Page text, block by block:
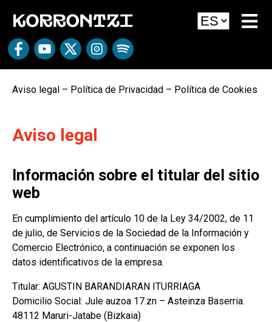
Aviso legal – Política de Privacidad – Política de Cookies
Aviso legal
Información sobre el titular del sitio
web
En cumplimiento del artículo 10 de la Ley 34/2002, de 11
de julio, de Servicios de la Sociedad de la Información y
Comercio Electrónico, a continuación se exponen los
datos identificativos de la empresa.
Titular: AGUSTIN BARANDIARAN ITURRIAGA
Domicilio Social: Jule auzoa 17.zn – Asteinza Baserria.
48112 Maruri-Jatabe (Bizkaia)